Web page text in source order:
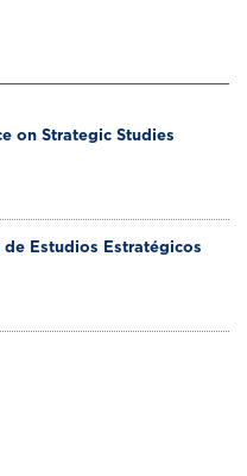
on Strategic Studies
de Estudios Estratégicos